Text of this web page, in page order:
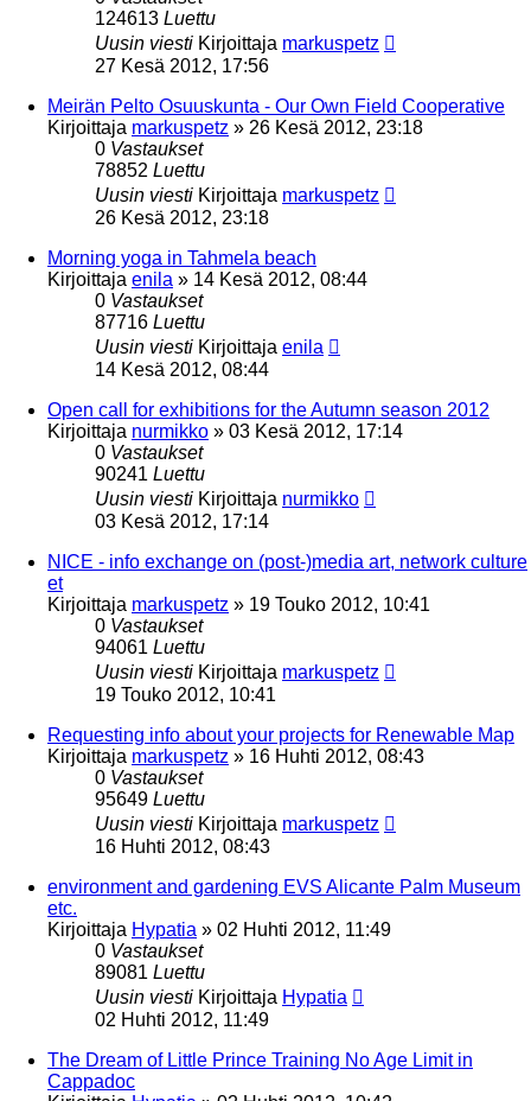
124613 Luettu
Uusin viesti Kirjoittaja markuspetz
27 Kesä 2012, 17:56
Meirän Pelto Osuuskunta - Our Own Field Cooperative
Kirjoittaja markuspetz » 26 Kesä 2012, 23:18
0 Vastaukset
78852 Luettu
Uusin viesti Kirjoittaja markuspetz
26 Kesä 2012, 23:18
Morning yoga in Tahmela beach
Kirjoittaja enila » 14 Kesä 2012, 08:44
0 Vastaukset
87716 Luettu
Uusin viesti Kirjoittaja enila
14 Kesä 2012, 08:44
Open call for exhibitions for the Autumn season 2012
Kirjoittaja nurmikko » 03 Kesä 2012, 17:14
0 Vastaukset
90241 Luettu
Uusin viesti Kirjoittaja nurmikko
03 Kesä 2012, 17:14
NICE - info exchange on (post-)media art, network culture
et
Kirjoittaja markuspetz » 19 Touko 2012, 10:41
0 Vastaukset
94061 Luettu
Uusin viesti Kirjoittaja markuspetz
19 Touko 2012, 10:41
Requesting info about your projects for Renewable Map
Kirjoittaja markuspetz » 16 Huhti 2012, 08:43
0 Vastaukset
95649 Luettu
Uusin viesti Kirjoittaja markuspetz
16 Huhti 2012, 08:43
environment and gardening EVS Alicante Palm Museum
etc.
Kirjoittaja Hypatia » 02 Huhti 2012, 11:49
0 Vastaukset
89081 Luettu
Uusin viesti Kirjoittaja Hypatia
02 Huhti 2012, 11:49
The Dream of Little Prince Training No Age Limit in
Cappadoc